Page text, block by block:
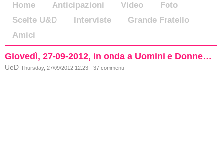
Home Anticipazioni Video
Foto
Scelte U&D
Interviste
Grande Fratello
Amici
Giovedì, 27-09-2012, in onda a Uomini e Donne…
UeD Thursday, 27/09/2012 12:23 - 37 commenti